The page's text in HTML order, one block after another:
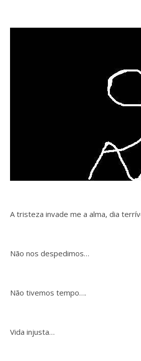
A tristeza invade me a alma, dia
Não nos despedimos…
Não tivemos tempo….
Vida injusta…